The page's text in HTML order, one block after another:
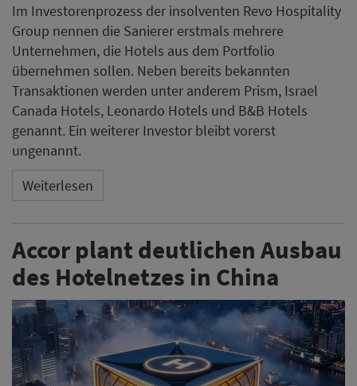
Im Investorenprozess der insolventen Revo Hospitality
Group nennen die Sanierer erstmals mehrere
Unternehmen, die Hotels aus dem Portfolio
übernehmen sollen. Neben bereits bekannten
Transaktionen werden unter anderem Prism, Israel
Canada Hotels, Leonardo Hotels und B&B Hotels
genannt. Ein weiterer Investor bleibt vorerst
ungenannt.
Weiterlesen
Accor plant deutlichen Ausbau
des Hotelnetzes in China